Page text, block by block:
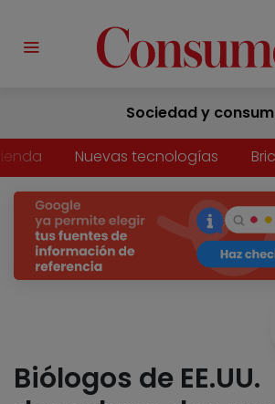
Sociedad y
Nuevas tecnologías
Biólogos de EE.UU.